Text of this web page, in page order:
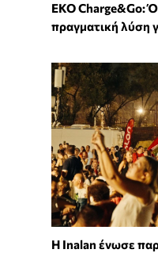
EKO Charge&Go:
πραγματική λύση
Η Inalan ένωσε